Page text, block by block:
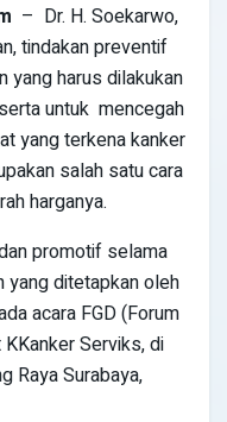
– Dr. H. Soekarwo,
tindakan preventif
yang harus dilakukan
untuk mencegah
yang terkena kanker
salah satu cara
harganya.
promotif selama
yang ditetapkan oleh
acara FGD (Forum
Serviks, di
Raya Surabaya,